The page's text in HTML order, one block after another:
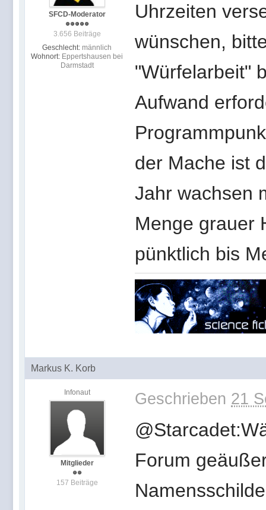
SFCD-Moderator
3.656 Beiträge
Geschlecht: männlich
Wohnort: Eppertshausen bei
Darmstadt
Uhrzeiten
wünschen,
"Würfelarbeit"
Aufwand
der Mache ist
Jahr wachsen
Menge grauer
pünktlich bis
Markus K. Korb
Infonaut
Mitglieder
157 Beiträge
Geschrieben 21
Forum